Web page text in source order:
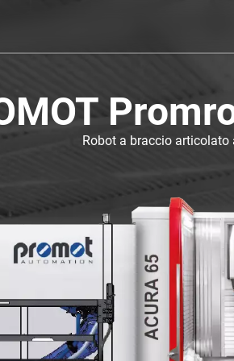
Robot a braccio articolato